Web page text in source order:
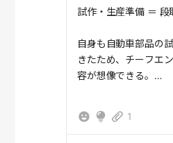
念や製品開発、企業
のではなく、自社な
いかを考えたい。
もっと読む
試作・生産準備 ＝ 段
自身も自動車部品の
きたため、チーフエ
容が想像できる。
ーメーカーでも開発
1